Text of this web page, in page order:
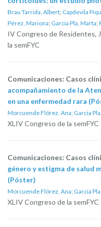
Brau Tarrida, Albert; Capdevila
Pérez, Mariona; Garcia Pla, Marta;
IV Congreso de Residentes,
la semFYC
Comunicaciones: Casos
acompañamiento de la
en una enfermedad rara
Morcuende Flórez, Ana; Garcia
XLIV Congreso de la semFYC
Comunicaciones: Casos
género y estigma de salud
(Póster)
Morcuende Flórez, Ana; Garcia
XLIV Congreso de la semFYC